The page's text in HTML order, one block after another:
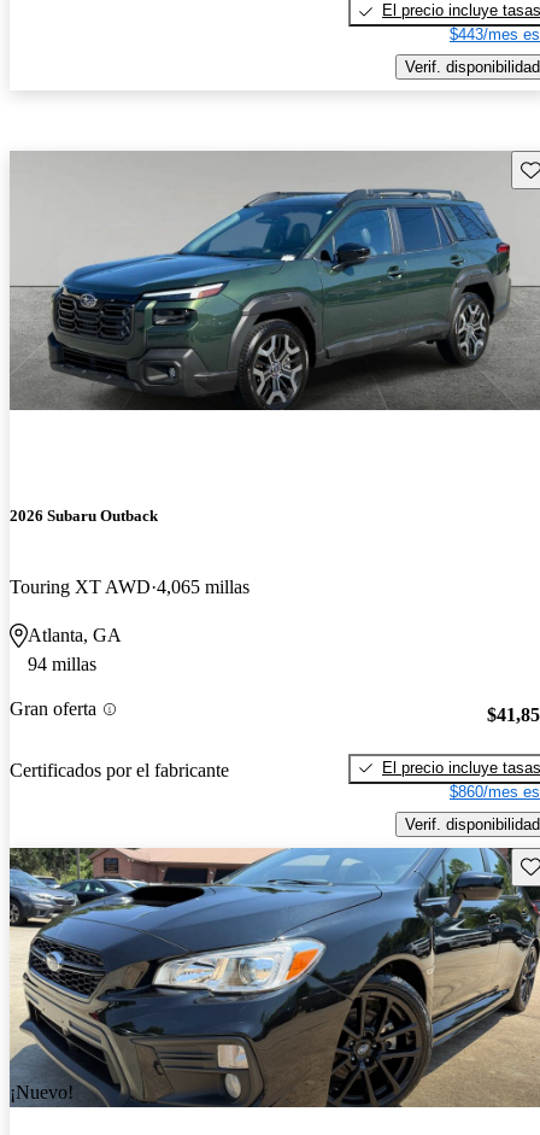
El precio incluye tasas
$443/mes
Verif. disponibilidad
2026 Subaru Outback
Touring XT AWD 4,065 millas
Atlanta, GA
94 millas
Gran oferta
Certificados por el fabricante
El precio incluye tasas
$860/mes
Verif. disponibilidad
¡Nuevo!